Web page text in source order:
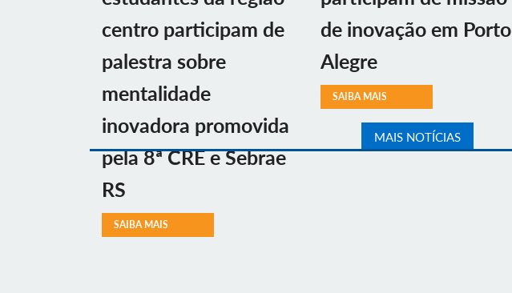
centro participam de
palestra sobre
mentalidade
inovadora promovida
pela 8ª CRE e Sebrae
RS
SAIBA MAIS
de inovação em Porto
Alegre
SAIBA MAIS
MAIS NOTÍCIAS